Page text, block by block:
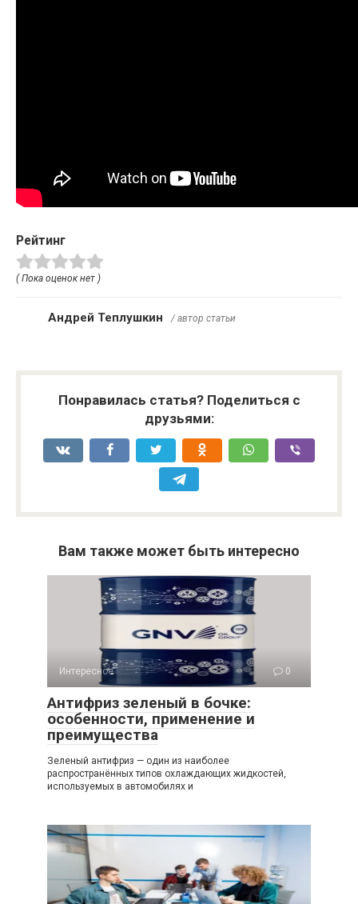
Рейтинг
( Пока оценок нет )
Андрей Теплушкин / автор статьи
Понравилась статья? Поделиться с
друзьями:
Вам также может быть интересно
Интересное 0
Антифриз зеленый в бочке:
особенности, применение и
преимущества
Зеленый антифриз — один из наиболее
распространённых типов охлаждающих жидкостей,
используемых в автомобилях и